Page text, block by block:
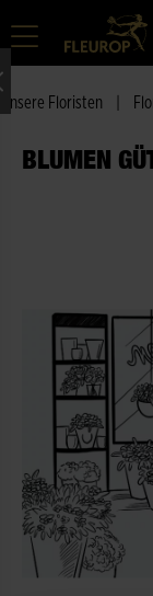
Unsere Floristen
BLUMEN